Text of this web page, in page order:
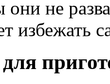
не
избежать